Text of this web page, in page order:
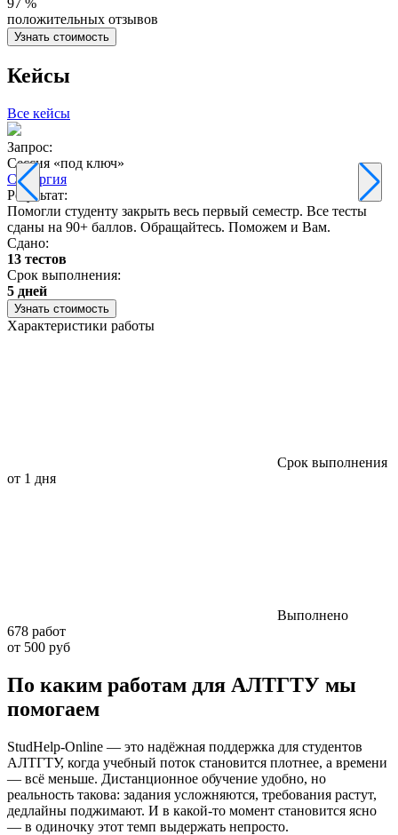
97 %
положительных отзывов
Узнать стоимость
Кейсы
Все кейсы
Запрос:
Сессия «под ключ»
Синергия
Результат:
Помогли студенту закрыть весь первый семестр. Все тесты
сданы на 90+ баллов. Обращайтесь. Поможем и Вам.
Сдано:
13 тестов
Срок выполнения:
5 дней
Узнать стоимость
Характеристики работы
Срок выполнения
от 1 дня
Выполнено
678 работ
от 500 руб
По каким работам для АЛТГТУ мы
помогаем
StudHelp-Online — это надёжная поддержка для студентов
АЛТГТУ, когда учебный поток становится плотнее, а времени
— всё меньше. Дистанционное обучение удобно, но
реальность такова: задания усложняются, требования растут,
дедлайны поджимают. И в какой-то момент становится ясно
— в одиночку этот темп выдержать непросто.